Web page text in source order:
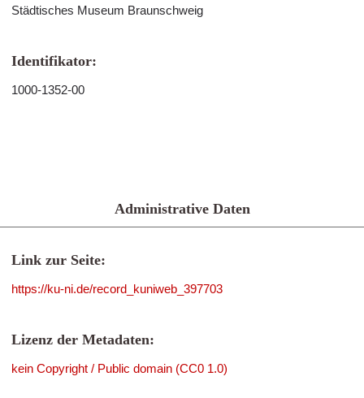
Städtisches Museum Braunschweig
Identifikator:
1000-1352-00
Administrative Daten
Link zur Seite:
https://ku-ni.de/record_kuniweb_397703
Lizenz der Metadaten:
kein Copyright / Public domain (CC0 1.0)